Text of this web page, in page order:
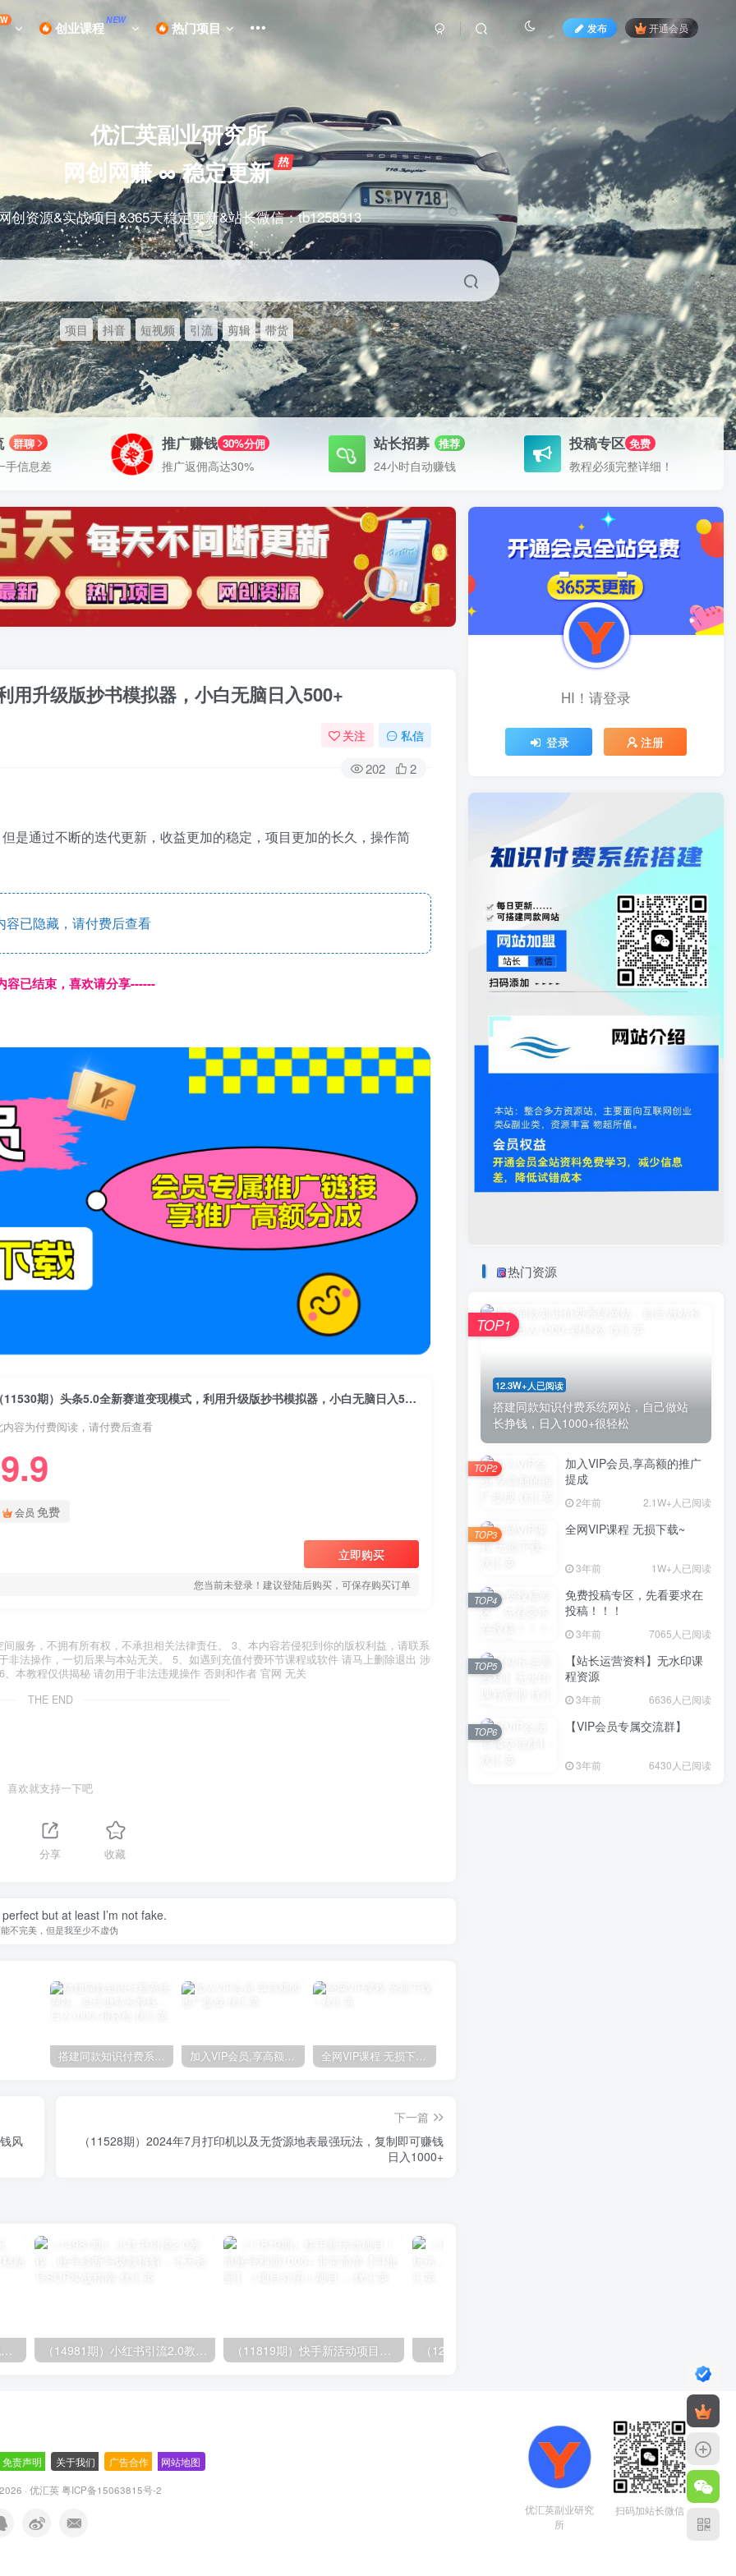
创业课程NEW 热门项目 发布 开通会员
优汇英副业研究所
网创网赚 ∞ 稳定更新
创资源&实战项目&365天稳定更新&站长微信：tb1258313
项目 抖音 短视频 引流 剪辑 带货
群聊
手信息差
推广赚钱 30%分佣
推广返佣高达30%
站长招募 推荐
24小时自动赚钱
投稿专区 免费
教程必须完整详细！
用升级版抄书模拟器，小白无脑日入500+
关注 私信
202 2
是通过不断的迭代更新，收益更加的稳定，项目更加的长久，操作简
已隐藏，请付费后查看
容已结束，喜欢请分享------
（11530期）头条5.0全新赛道变现模式，利用升级版抄书模拟器，小白无脑日入500+
内容为付费阅读，请付费后查看
9.9
会员 免费
立即购买
您当前未登录！建议登陆后购买，可保存购买订单
服务，不拥有所有权，不承担相关法律责任。 3、本内容若侵犯到你的版权利益，请联系
法操作，一切后果与本站无关。 5、如遇到充值付费环节课程或软件 请马上删除退出 涉
本教程仅供揭秘 请勿用于非法违规操作 否则和作者 官网 无关
THE END
喜欢就支持一下吧
分享 收藏
but at least I’m not fake.
不完美，但是我至少不虚伪
搭建同款知识付费系统网站，自己做站长挣钱，日入1000+很轻松 加入VIP会员,享高额的推广提成 全网VIP课程 无损下载~
风
下一篇
（11528期）2024年7月打印机以及无货源地表最强玩法，复制即可赚钱
日入1000+
HI！请登录
登录 注册
热门资源
12.3W+人已阅读
搭建同款知识付费系统网站，自己做站
长挣钱，日入1000+很轻松
TOP1
加入VIP会员,享高额的推广
提成
2年前 2.1W+人已阅读
TOP2
全网VIP课程 无损下载~
3年前 1W+人已阅读
TOP3
免费投稿专区，先看要求在
投稿！！！
3年前 7065人已阅读
TOP4
【站长运营资料】无水印课
程资源
3年前 6636人已阅读
TOP5
【VIP会员专属交流群】
3年前 6430人已阅读
TOP6
免责声明 关于我们 广告合作 网站地图
· 优汇英粤ICP备15063815号-2
优汇英副业研究
所
扫码加站长微信